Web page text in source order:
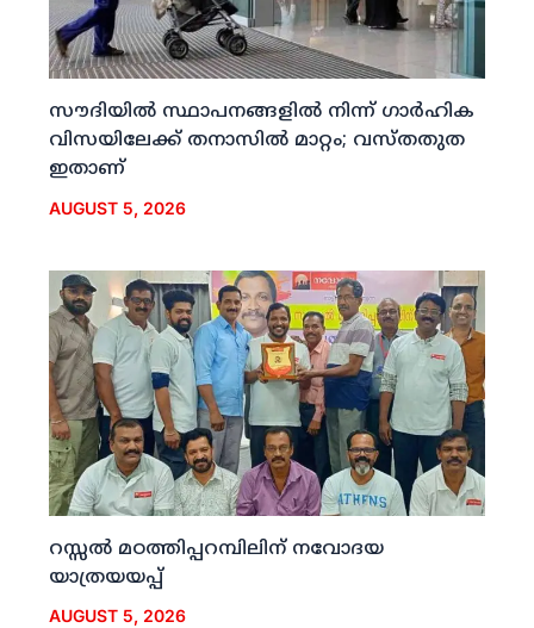
സൗദിയില്‍ സ്ഥാപനങ്ങളില്‍ നിന്ന് ഗാര്‍ഹിക
വിസയിലേക്ക് തനാസില്‍ മാറ്റം; വസ്തതുത
ഇതാണ്
AUGUST 5, 2026
റസ്സല്‍ മഠത്തിപ്പറമ്പിലിന് നവോദയ
യാത്രയയപ്പ്
AUGUST 5, 2026